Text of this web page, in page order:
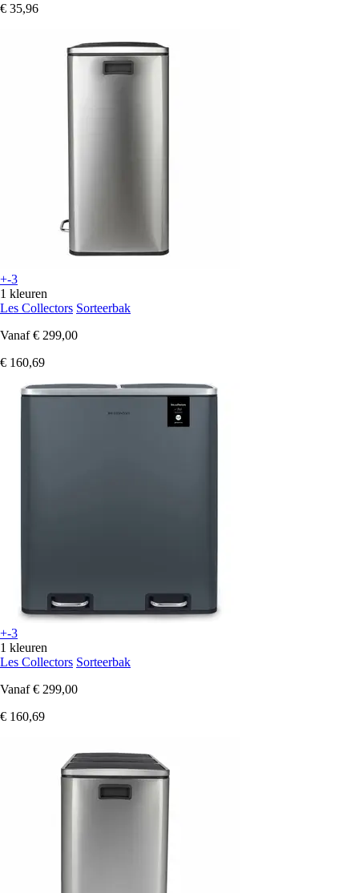
€ 35,96
+-3
1 kleuren
Les Collectors Sorteerbak
Vanaf € 299,00
€ 160,69
+-3
1 kleuren
Les Collectors Sorteerbak
Vanaf € 299,00
€ 160,69